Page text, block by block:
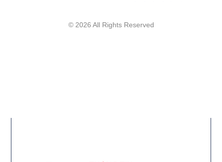
© 2026 All Rights Reserved